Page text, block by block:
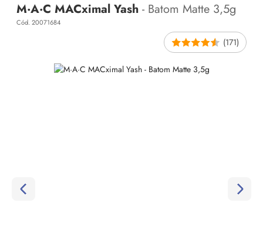
M·A·C MACximal Yash - Batom Matte 3,5g
Cód. 20071684
(171)